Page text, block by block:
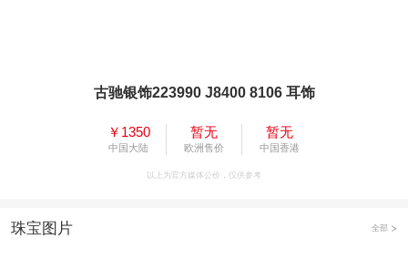
古驰银饰223990 J8400 8106 耳饰
￥1350
中国大陆
暂无
欧洲售价
暂无
中国香港
以上为官方媒体公价，仅供参考
珠宝图片 全部